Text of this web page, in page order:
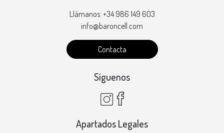
Llámanos: +34 986 149 603
info@baroncell.com
Contacta
Síguenos
Apartados Legales